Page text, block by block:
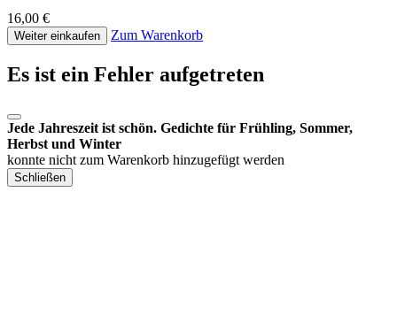
16,00 €
Weiter einkaufen Zum Warenkorb
Es ist ein Fehler aufgetreten
Jede Jahreszeit ist schön. Gedichte für Frühling, Sommer,
Herbst und Winter
konnte nicht zum Warenkorb hinzugefügt werden
Schließen